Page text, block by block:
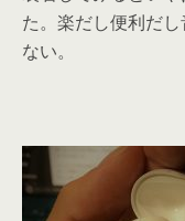
た。楽だし便利だ
ない。